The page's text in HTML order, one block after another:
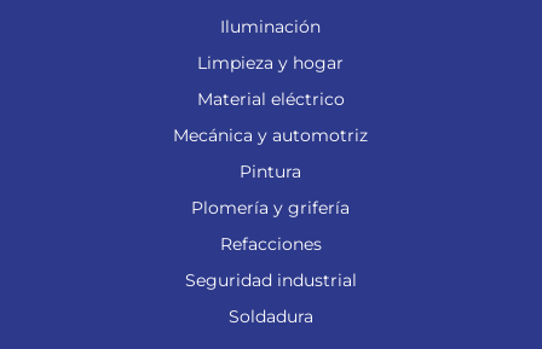
Iluminación
Limpieza y hogar
Material eléctrico
Mecánica y automotriz
Pintura
Plomería y grifería
Refacciones
Seguridad industrial
Soldadura